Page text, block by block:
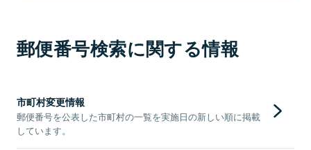
郵便番号検索に関する情報
市町村変更情報
郵便番号を公表した市町村の一覧を実施日の新しい順に掲載
しています。